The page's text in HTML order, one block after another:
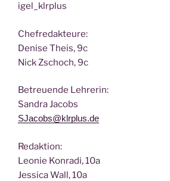
igel_klrplus
Chef­re­dak­teu­re:
Deni­se Theis, 9c
Nick Zscho­ch, 9c
Betreu­en­de Lehrerin:
San­dra Jacobs
SJacobs@klrplus.de
Redak­ti­on:
Leo­nie Kon­ra­di, 10a
Jes­si­ca Wall, 10a